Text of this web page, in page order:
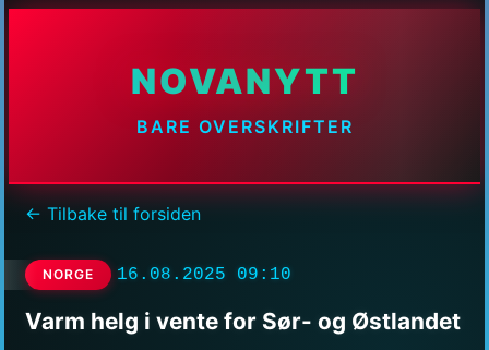
NOVANYTT
BARE OVERSKRIFTER
← Tilbake til forsiden
NORGE 16.08.2025 09:10
Varm helg i vente for Sør- og Østlandet